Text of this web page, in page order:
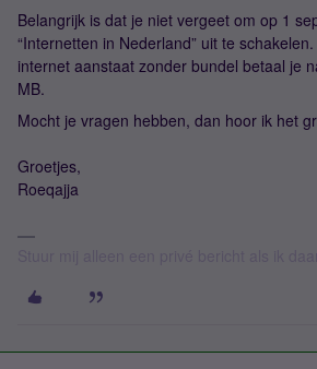
Belangrijk is dat je niet vergeet om op 1
“Internetten in Nederland” uit te schakelen.
internet aanstaat zonder bundel betaal je
MB.
Mocht je vragen hebben, dan hoor ik het
Groetjes,
Roeqajja